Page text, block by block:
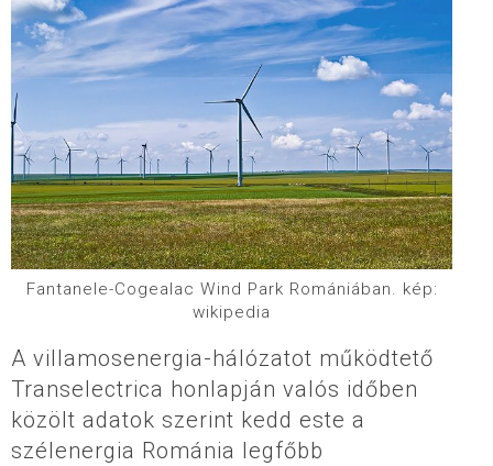
Fantanele-Cogealac Wind Park Romániában. kép:
wikipedia
A villamosenergia-hálózatot működtető
Transelectrica honlapján valós időben
közölt adatok szerint kedd este a
szélenergia Románia legfőbb